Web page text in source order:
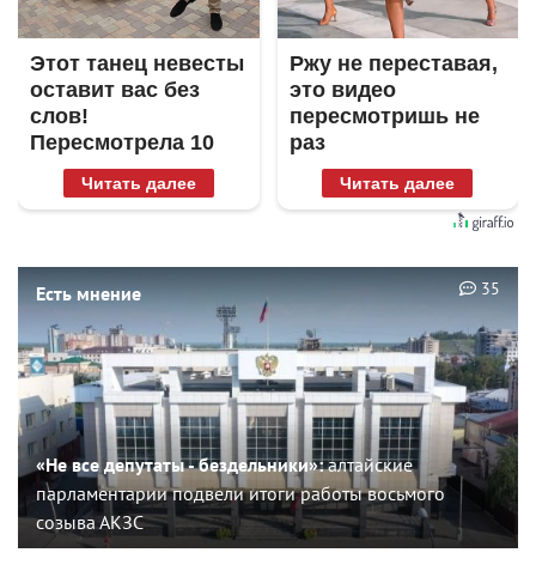
Этот танец невесты
оставит вас без
слов!
Пересмотрела 10
раз
Читать далее
Ржу не переставая,
это видео
пересмотришь не
раз
Читать далее
Есть мнение
«Не все депутаты - бездельники»:алтайские
парламентарии подвели итоги работы восьмого
созыва АКЗС
35